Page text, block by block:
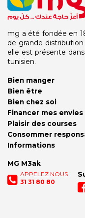
mg a été fondée en
de grande distribution
elle est présente
tunisien.
Bien manger
Bien être
Bien chez soi
Financer mes envies
Plaisir des courses
MG M3ak
APPELEZ NOUS
31 31 80 80
Consommer
Informations